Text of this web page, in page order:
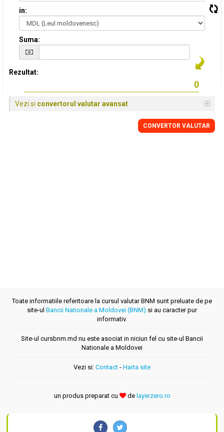
in:
Suma:
Rezultat:
Vezi si convertorul valutar avansat
CONVERTOR VALUTAR
Toate informatiile referitoare la cursul valutar BNM sunt preluate de pe
site-ul Bancii Nationale a Moldovei (BNM) si au caracter pur
informativ.
Site-ul cursbnm.md nu este asociat in niciun fel cu site-ul Bancii
Nationale a Moldovei
Vezi si: Contact - Harta site
un produs preparat cu de layerzero.ro